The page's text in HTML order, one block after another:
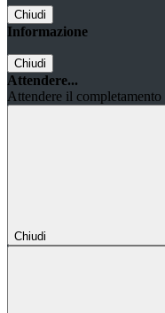
Chiudi
Informazione
Chiudi
Attendere...
Attendere il
Chiudi